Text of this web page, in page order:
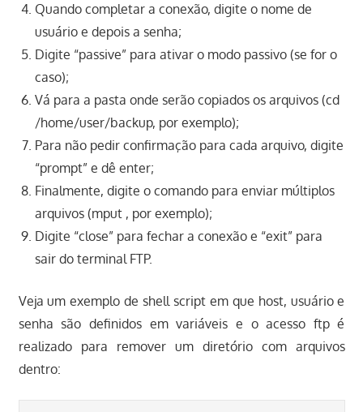
Quando completar a conexão, digite o nome de
usuário e depois a senha;
Digite “passive” para ativar o modo passivo (se for o
caso);
Vá para a pasta onde serão copiados os arquivos (cd
/home/user/backup, por exemplo);
Para não pedir confirmação para cada arquivo, digite
“prompt” e dê enter;
Finalmente, digite o comando para enviar múltiplos
arquivos (mput , por exemplo);
Digite “close” para fechar a conexão e “exit” para
sair do terminal FTP.
Veja um exemplo de shell script em que host, usuário e
senha são definidos em variáveis e o acesso ftp é
realizado para remover um diretório com arquivos
dentro: